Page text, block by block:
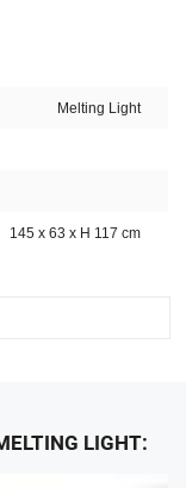
Melting Light
145 x 63 x H 117 cm
LIGHT: